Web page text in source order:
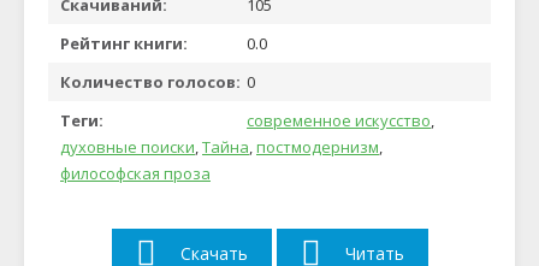
Скачиваний:
105
Рейтинг книги:
0.0
Количество голосов: 0
Теги:
современное искусство,
духовные поиски,Тайна,постмодернизм,
философская проза
Скачать Читать